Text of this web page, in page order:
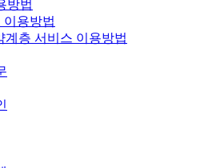
방법
용방법
계층 서비스 이용방법